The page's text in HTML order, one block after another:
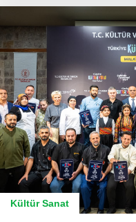
Kültür Sanat